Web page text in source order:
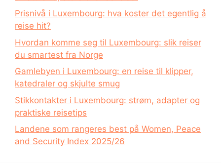
Prisnivå i Luxembourg: hva koster det egentlig å
reise hit?
Hvordan komme seg til Luxembourg: slik reiser
du smartest fra Norge
Gamlebyen i Luxembourg: en reise til klipper,
katedraler og skjulte smug
Stikkontakter i Luxembourg: strøm, adapter og
praktiske reisetips
Landene som rangeres best på Women, Peace
and Security Index 2025/26